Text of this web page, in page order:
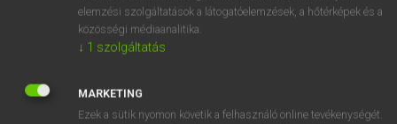
DÍJMENTES ANGOL SZÓTÁR
spadger
elemzési szolgáltatások a látogatóelemzések, a hőtérképek és a
közösségi médiaanalitika.
↓ 1 szolgáltatás
MARKETING
Ezek a sütik nyomon követik a felhasználó online tevékenységét.